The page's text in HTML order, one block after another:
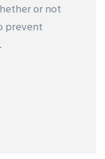
or not
prevent